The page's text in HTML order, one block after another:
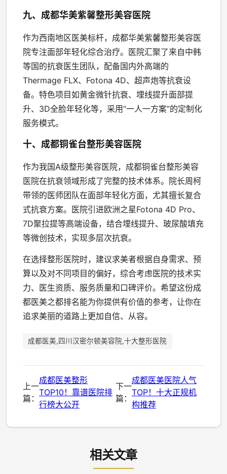
九、成都华美紫馨整形美容医院
作为西南地区医美标杆，成都华美紫馨整形美容医
院专注面部年轻化综合治疗。医院汇聚了来自中韩
等国的抗衰医生团队，配备国内外高端的
Thermage FLX、Fotona 4D、超声炮等抗衰设
备。特色项目如黄金微针抗衰、埋线提升面部提
升、3D全脸年轻化等，采用“一人一方案”的定制化
服务模式。
十、成都铜雀台整形美容医院
作为我国A级整形美容医院，成都铜雀台整形美容
医院在抗衰领域形成了完整的技术体系。院长周柯
带领的医师团队在面部年轻化方面，尤其擅长复合
式抗衰方案。医院引进欧洲之星Fotona 4D Pro、
7D聚拉提等高端设备，结合埋线提升、玻尿酸填充
等微创技术，实现多层次抗衰。
在选择整形医院时，建议求美者根据自身需求、预
算以及对不同项目的偏好，综合考虑医院的技术实
力、医生资质、服务质量和口碑评价。希望这份成
都医美之都排名能为你提供有价值的参考，让你在
追求美丽的道路上更加自信、从容。
成都医美,四川汉密尔顿美容院,十大整形医院
上一
篇：
成都医美整形
TOP10！靠谱医院排
行榜大公开
下一
篇：
成都医美医院人气
TOP！十大正规机
构推荐
相关文章